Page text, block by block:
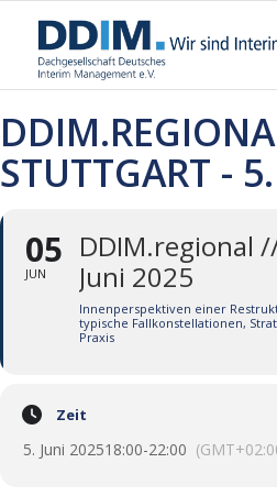
STUTTGART -
05
JUN
DDIM.regional
Juni 2025
Innenperspektiven einer
typische Fallkonstellationen,
Praxis
Zeit
5. Juni 202518:00-22:00